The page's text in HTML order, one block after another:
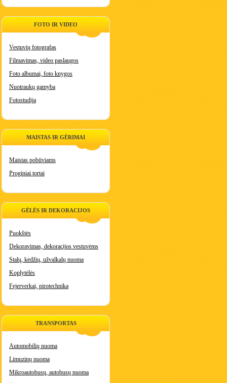
FOTO IR VIDEO
Vestuvių fotografas
Filmavimas, video paslaugos
Foto albumai, foto knygos
Nuotraukų gamyba
Fotostudija
MAISTAS IR GĖRIMAI
Maistas pobūviams
Proginiai tortai
GĖLĖS IR DEKORACIJOS
Puokštės
Dekoravimas, dekoracijos vestuvėms
Stalų, kėdžių, užvalkalų nuoma
Koplytėlės
Fejerverkai, pirotechnika
TRANSPORTAS
Automobilių nuoma
Limuzinų nuoma
Mikroautobusų, autobusų nuoma